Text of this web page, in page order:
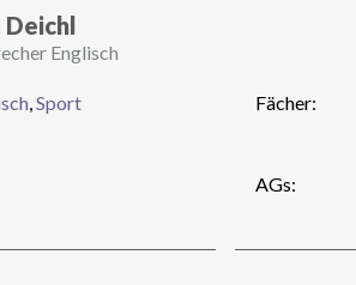
Deichl
Englisch
,Sport Fächer:
AGs: